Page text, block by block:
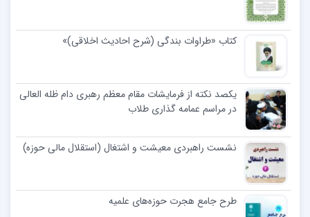
کتاب «طراوات بندگی (شرح احادیث اخلاقی)»
یکصد نکته از فرمایشات مقام معظم رهبری دام ظله العالی
در مراسم عمامه گذاری طلاب
نشست راهبردی معیشت و اشتغال (استقلال مالی حوزه)
طرح جامع هجرت حوزه‌های علمیه